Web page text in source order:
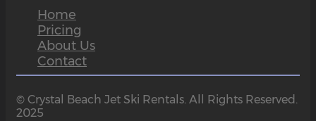
Home
Pricing
About Us
Contact
© Crystal Beach Jet Ski Rentals. All Rights Reserved.
2025